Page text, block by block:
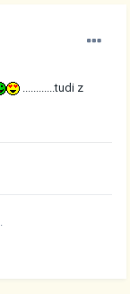
............tudi z